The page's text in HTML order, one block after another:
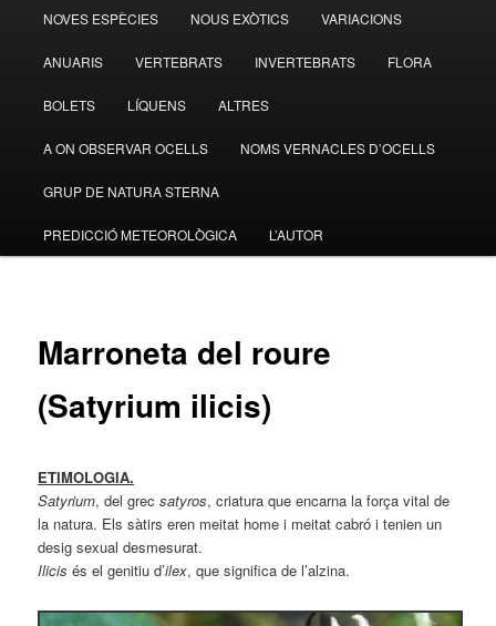
NOVES ESPÈCIES NOUS EXÒTICS VARIACIONS
ANUARIS VERTEBRATS INVERTEBRATS FLORA
BOLETS LÍQUENS ALTRES
A ON OBSERVAR OCELLS NOMS VERNACLES D’OCELLS
GRUP DE NATURA STERNA
PREDICCIÓ METEOROLÒGICA L’AUTOR
Marroneta del roure
(Satyrium ilicis)
ETIMOLOGIA.
Satyrium, del grecsatyros, criatura que encarna la força vital de
la natura. Els sàtirs eren meitat home i meitat cabró i tenien un
desig sexual desmesurat.
Ilicis és el genitiu d’ilex, que significa de l’alzina.